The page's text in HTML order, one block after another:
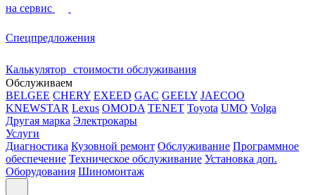
на сервис
Спецпредложения
Калькулятор стоимости обслуживания
Обслуживаем
BELGEE CHERY EXEED GAC GEELY JAECOO
KNEWSTAR Lexus OMODA TENET Toyota UMO Volga
Другая марка Электрокары
Услуги
Диагностика Кузовной ремонт Обслуживание Программное
обеспечение Техническое обслуживание Установка доп.
Оборудования Шиномонтаж